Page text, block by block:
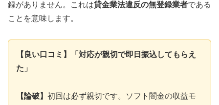
録がありません。これは貸金業法違反の無登録業者である
ことを意味します。
【良い口コミ】「対応が親切で即日振込してもらえ
た」
【論破】 初回は必ず親切です。ソフト闇金の収益モ